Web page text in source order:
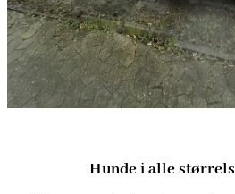
Hunde i alle